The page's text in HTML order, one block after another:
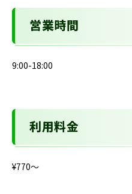
営業時間
9:00-18:00
利用料金
¥770〜